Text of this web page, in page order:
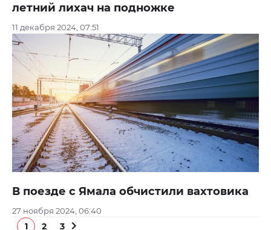
летний лихач на подножке
11 декабря 2024, 07:51
В поезде с Ямала обчистили вахтовика
27 ноября 2024, 06:40
1 2 3